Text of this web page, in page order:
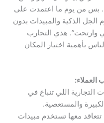
بس من يوم ما اعتمدت على
الذكية والمبيدات بدون
هذي التجارب
بأهمية اختيار المكان
العملاء:
التجارية اللي تنباع في
والمستعصية.
تتعاقد معها تستخدم مبيدات